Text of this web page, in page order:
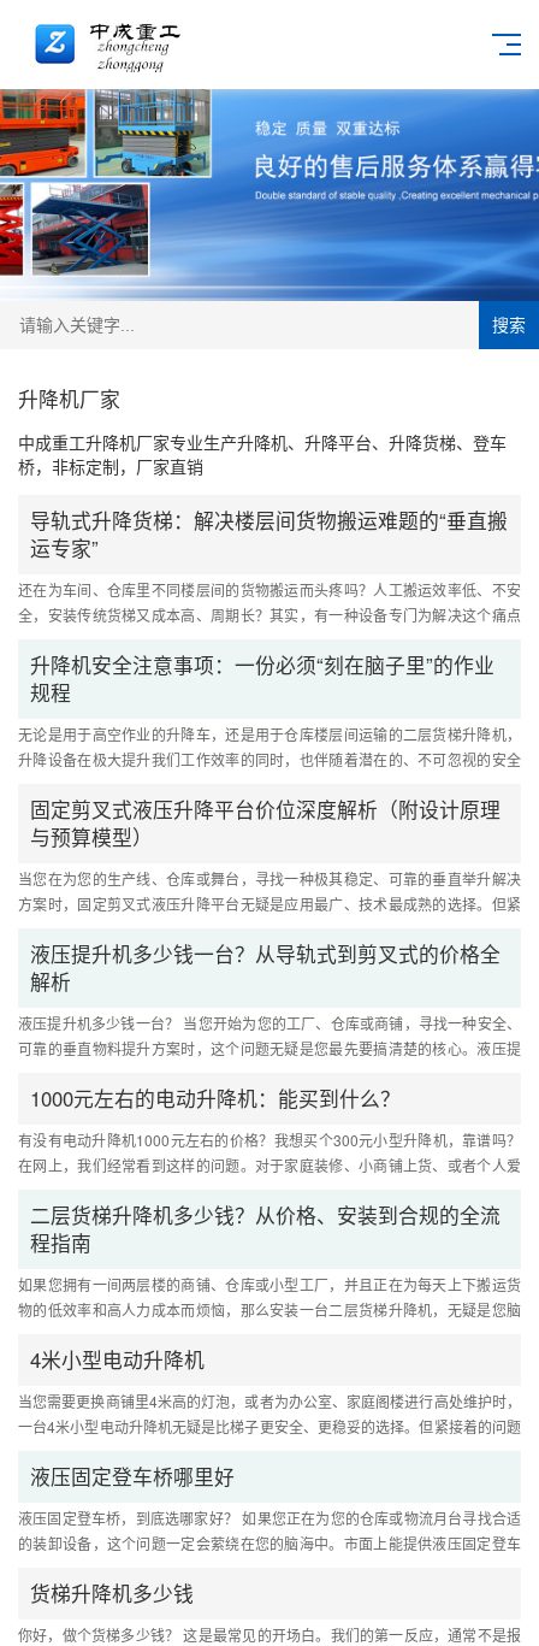
搜索
升降机厂家
中成重工升降机厂家专业生产升降机、升降平台、升降货梯、登车
桥，非标定制，厂家直销
导轨式升降货梯：解决楼层间货物搬运难题的“垂直搬
运专家”
还在为车间、仓库里不同楼层间的货物搬运而头疼吗？人工搬运效率低、不安
全，安装传统货梯又成本高、周期长？其实，有一种设备专门为解决这个痛点
升降机安全注意事项：一份必须“刻在脑子里”的作业
规程
无论是用于高空作业的升降车，还是用于仓库楼层间运输的二层货梯升降机，
升降设备在极大提升我们工作效率的同时，也伴随着潜在的、不可忽视的安全
固定剪叉式液压升降平台价位深度解析（附设计原理
与预算模型）
当您在为您的生产线、仓库或舞台，寻找一种极其稳定、可靠的垂直举升解决
方案时，固定剪叉式液压升降平台无疑是应用最广、技术最成熟的选择。但紧
液压提升机多少钱一台？从导轨式到剪叉式的价格全
解析
液压提升机多少钱一台？ 当您开始为您的工厂、仓库或商铺，寻找一种安全、
可靠的垂直物料提升方案时，这个问题无疑是您最先要搞清楚的核心。液压提
1000元左右的电动升降机：能买到什么？
有没有电动升降机1000元左右的价格？我想买个300元小型升降机，靠谱吗？
在网上，我们经常看到这样的问题。对于家庭装修、小商铺上货、或者个人爱
二层货梯升降机多少钱？从价格、安装到合规的全流
程指南
如果您拥有一间两层楼的商铺、仓库或小型工厂，并且正在为每天上下搬运货
物的低效率和高人力成本而烦恼，那么安装一台二层货梯升降机，无疑是您脑
4米小型电动升降机
当您需要更换商铺里4米高的灯泡，或者为办公室、家庭阁楼进行高处维护时，
一台4米小型电动升降机无疑是比梯子更安全、更稳妥的选择。但紧接着的问题
液压固定登车桥哪里好
液压固定登车桥，到底选哪家好？ 如果您正在为您的仓库或物流月台寻找合适
的装卸设备，这个问题一定会萦绕在您的脑海中。市面上能提供液压固定登车
货梯升降机多少钱
你好，做个货梯多少钱？ 这是最常见的开场白。我们的第一反应，通常不是报